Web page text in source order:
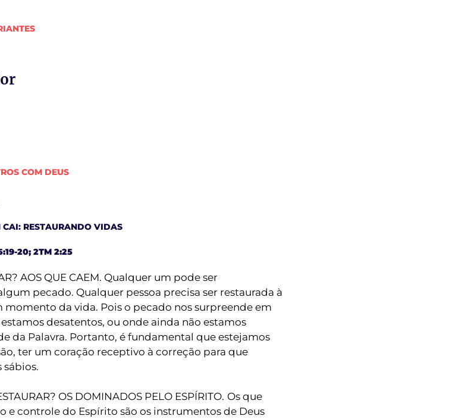
COM DEUS
RESTAURANDO VIDAS
20; 2TM 2:25
AOS QUE CAEM. Qualquer um pode ser
pecado. Qualquer pessoa precisa ser restaurada à
da vida. Pois o pecado nos surpreende em
desatentos, ou onde ainda não estamos
da Palavra. Portanto, é fundamental que estejamos
ter um coração receptivo à correção para que
sábios.
OS DOMINADOS PELO ESPÍRITO. Os que
e controle do Espírito são os instrumentos de Deus